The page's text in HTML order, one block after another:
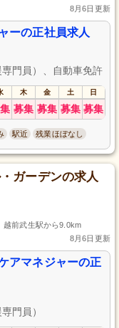
8月6日更新
ーの正社員求人
門員）、自動車免許
木 金 土 日
募集 募集 募集 募集
駅近 残業ほぼなし
ガーデンの求人
越前武生駅から9.0km
8月6日更新
アマネジャーの正
門員）